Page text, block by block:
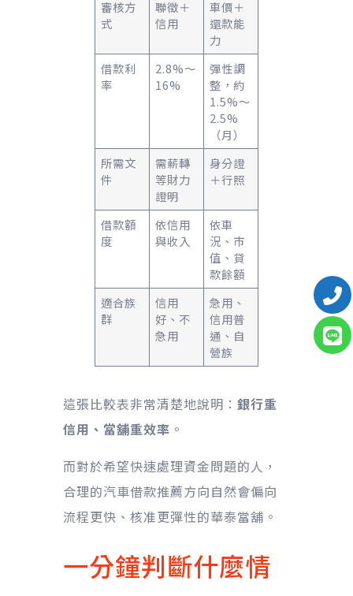
審核方
式
聯徵＋
信用
車價＋
還款能
力
借款利
率
2.8%～
16%
彈性調
整，約
1.5%～
2.5%
（月）
所需文
件
需薪轉
等財力
證明
身分證
＋行照
借款額
度
依信用
與收入
依車
況、市
值、貸
款餘額
適合族
群
信用
好、不
急用
急用、
信用普
通、自
營族
這張比較表非常清楚地說明： 銀行重
信用、當舖重效率 。
而對於希望快速處理資金問題的人，
合理的汽車借款推薦方向自然會偏向
流程更快、核准更彈性的華泰當舖。
一分鐘判斷什麼情